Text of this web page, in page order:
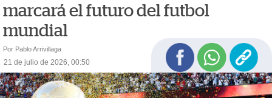
marcará el futuro del futbol
mundial
Por Pablo Arrivillaga
21 de julio de 2026, 00:50